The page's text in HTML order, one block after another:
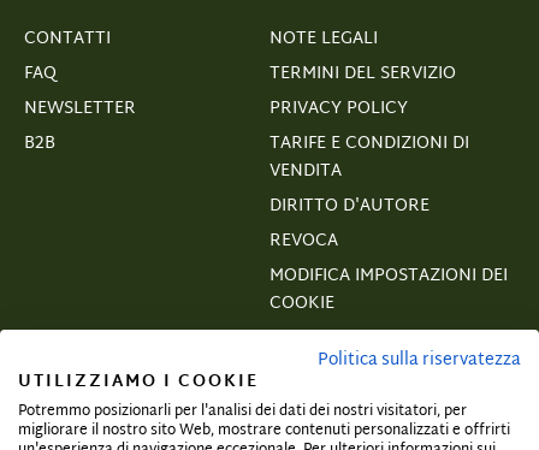
CONTATTI
FAQ
NEWSLETTER
B2B
NOTE LEGALI
TERMINI DEL SERVIZIO
PRIVACY POLICY
TARIFE E CONDIZIONI DI
VENDITA
DIRITTO D'AUTORE
REVOCA
MODIFICA IMPOSTAZIONI DEI
COOKIE
VERTRAGSWIDERRUF
Politica sulla riservatezza
UTILIZZIAMO I COOKIE
Potremmo posizionarli per l'analisi dei dati dei nostri visitatori, per
migliorare il nostro sito Web, mostrare contenuti personalizzati e offrirti